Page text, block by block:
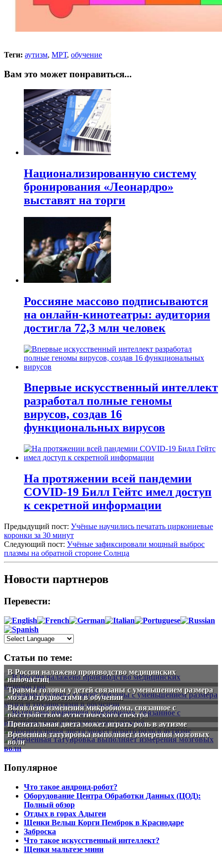
Теги: аутизм, МРТ, обучение
Вам это может понравиться...
Национализированную систему
бронирования «Леонардро»
выставят на торги
Россияне массово подписываются
на онлайн-кинотеатры: аудитория
достигла 72,3 млн человек
Впервые искусственный интеллект
разработал полные геномы
вирусов, создав 16
функциональных вирусов
На протяжении всей пандемии
COVID-19 Билл Гейтс имел доступ
к секретной информации
Предыдущий пост: Учёные научились печатать циркониевые
коронки за 30 минут
Следующий пост: Учёные зафиксировали мощный выброс
плазмы на обратной стороне Солнца
Новости партнеров
Перевести:
Статьи по теме:
В России налажено производство медицинских
наночастиц
Травмы головы у детей связаны с уменьшением размера
мозга и трудностями в обучении
Выявлено изменения микробиома, связанное с
расстройством аутистического спектра
Пренатальная диета может играть роль в аутизме
Временная татуировка выполняет измерения мозговых
волн
Популярное
Что такое андроид-робот?
Оборудование Центра Обработки Данных (ЦОД):
Полный обзор
Отдых в горах Адыгеи
Щенки Вельш Корги Пемброк в Краснодаре
Заброска
Что такое искусственный интеллект?
Щенки мальтезе мини